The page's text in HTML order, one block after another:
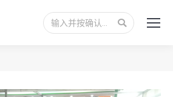
搜
索：